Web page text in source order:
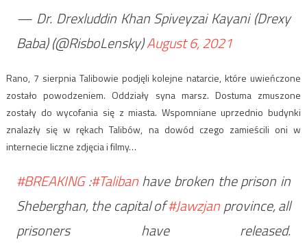
— Dr. Drexluddin Khan Spiveyzai Kayani (Drexy
Baba) (@RisboLensky)August 6, 2021
Rano, 7 sierpnia Talibowie podjęli kolejne natarcie, które uwieńczone
zostało powodzeniem. Oddziały syna marsz. Dostuma zmuszone
zostały do wycofania się z miasta. Wspomniane uprzednio budynki
znalazły się w rękach Talibów, na dowód czego zamieścili oni w
internecie liczne zdjęcia i filmy…
#BREAKING:#Talibanhave broken the prison in
Sheberghan, the capital of#Jawzjanprovince, all
prisoners have released.